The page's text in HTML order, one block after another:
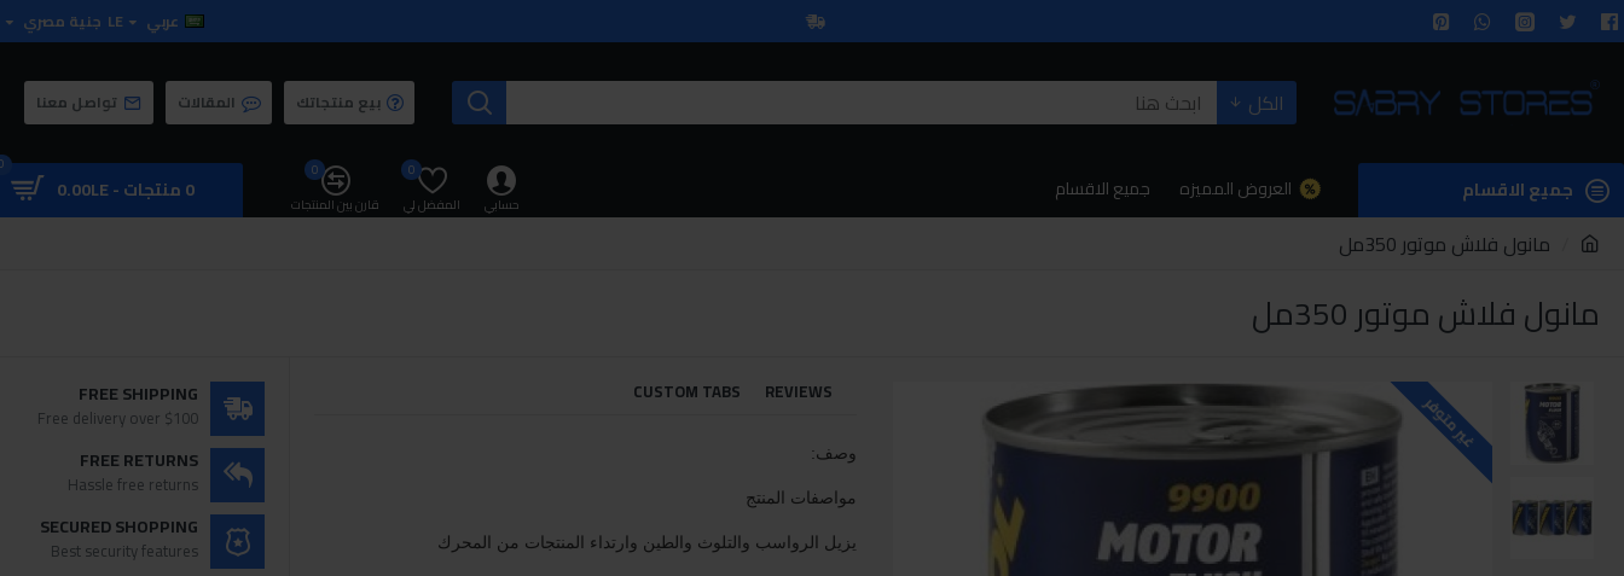
عربي LE جنية مصري
الكل بيع منتجاتك المقالات تواصل معنا
جميع الاقسام العروض المميزه جميع الاقسام
حسابي المفضل لي
0
قارن بين المنتجات
0
0 منتجات - 0.00LE
مانول فلاش موتور 350مل
مانول فلاش موتور 350مل
غير متوفر REVIEWS
CUSTOM TABS
وصف:
مواصفات المنتج
يزيل الرواسب والتلوث والطين وارتداء المنتجات من المحرك
FREE SHIPPING
Free delivery over $100
FREE RETURNS
Hassle free returns
SECURED SHOPPING
Best security features